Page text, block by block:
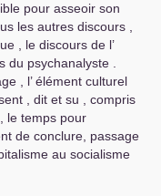
pour asseoir son
les autres discours ,
, le discours de l’
du psychanalyste .
, l’ élément culturel
, dit et su , compris
le temps pour
de conclure, passage
au socialisme